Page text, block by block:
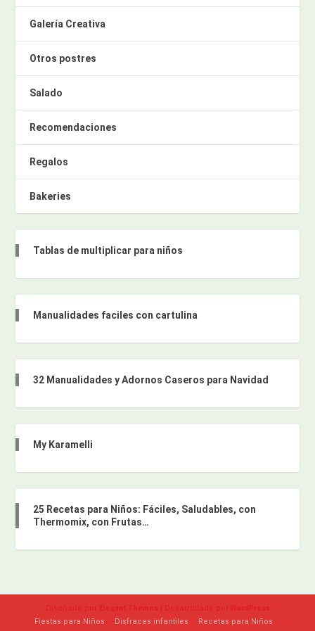
Galería Creativa
Otros postres
Salado
Recomendaciones
Regalos
Bakeries
Tablas de multiplicar para niños
Manualidades faciles con cartulina
32 Manualidades y Adornos Caseros para Navidad
My Karamelli
25 Recetas para Niños: Fáciles, Saludables, con
Thermomix, con Frutas…
Diseñado por Elegant Themes | Desarrollado por WordPress
Fiestas para Niños Disfraces infantiles
Recetas para Niños